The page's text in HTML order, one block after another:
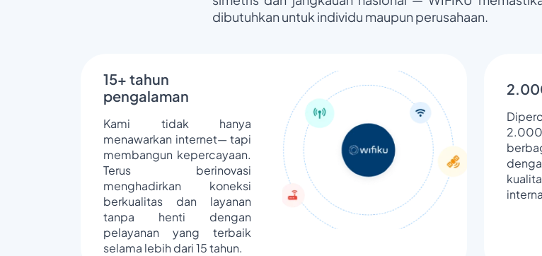
dibutuhkan untuk individu maupun perusahaan.
15+ tahun
pengalaman
Kami tidak hanya
menawarkan internet— tapi
membangun kepercayaan.
Terus berinovasi
menghadirkan koneksi
berkualitas dan layanan
tanpa henti dengan
pelayanan yang terbaik
selama lebih dari 15 tahun.